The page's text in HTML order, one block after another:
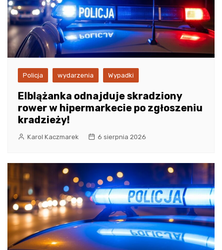
Policja wydarzenia Wypadki
Elblążanka odnajduje skradziony
rower w hipermarkecie po zgłoszeniu
kradzieży!
Karol Kaczmarek 6 sierpnia 2026